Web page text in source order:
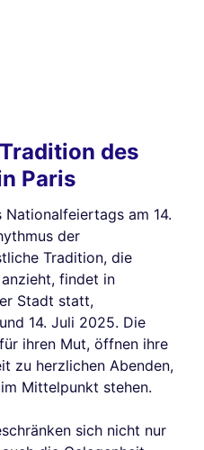
des
Paris
am 14.
der
Tradition, die
findet in
Stadt statt,
14. Juli 2025. Die
ihren Mut, öffnen ihre
zu herzlichen Abenden,
Mittelpunkt stehen.
sich nicht nur